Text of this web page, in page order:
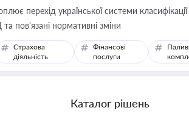
перехід української системи
пов'язані нормативні зміни
Страхова
діяльність
Фінансові
послуги
Каталог рішень